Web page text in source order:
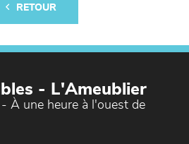
RETOUR
- L'Ameublier
À une heure à l'ouest de